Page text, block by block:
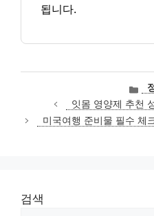
됩니다.
카
테
고
리
잇몸 영양제 추천
미국여행 준비물 필수 체
검색